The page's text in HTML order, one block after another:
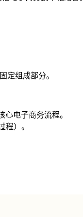
定组成部分。
心电子商务流程。
程）。